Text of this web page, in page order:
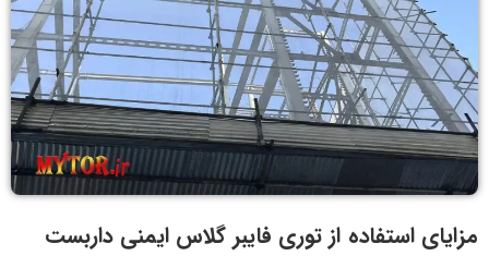
مزایای استفاده از توری فایبر گلاس ‌ایمنی داربست